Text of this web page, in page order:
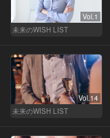
Vol.1
未来のWISH LIST
Vol.14
未来のWISH LIST